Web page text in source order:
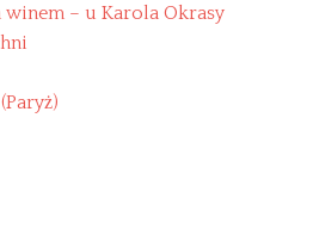
winem – u Karola Okrasy